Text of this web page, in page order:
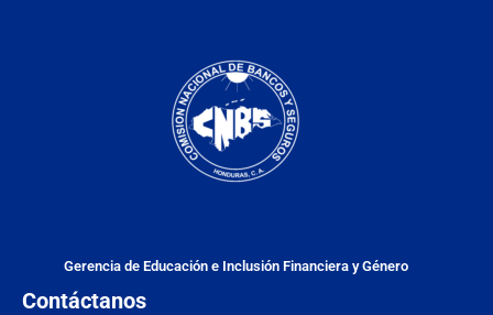
Gerencia de Educación e Inclusión Financiera y Género
Contáctanos